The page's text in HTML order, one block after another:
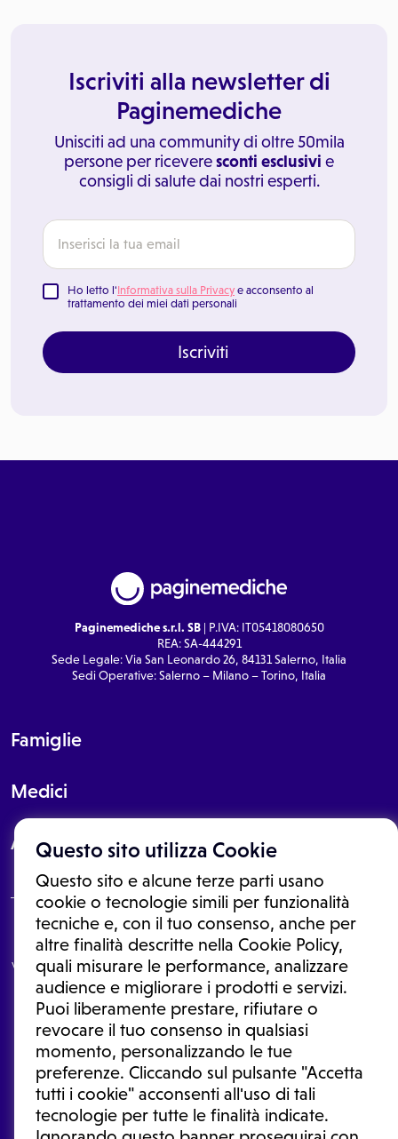
Questo sito utilizza Cookie
Questo sito e alcune terze parti usano
cookie o tecnologie simili per funzionalità
tecniche e, con il tuo consenso, anche per
altre finalità descritte nella Cookie Policy,
quali misurare le performance, analizzare
audience e migliorare i prodotti e servizi.
Puoi liberamente prestare, rifiutare o
revocare il tuo consenso in qualsiasi
momento, personalizzando le tue
preferenze. Cliccando sul pulsante "Accetta
tutti i cookie" acconsenti all'uso di tali
tecnologie per tutte le finalità indicate.
Iscriviti alla newsletter di
Paginemediche
Unisciti ad una community di oltre 50mila
persone per riceveresconti esclusivi e
consigli di salute dai nostri esperti.
Ho letto l'Informativa sulla Privacy e acconsento al
trattamento dei miei dati personali
Iscriviti
Paginemediche s.r.l. SB| P.IVA: IT05418080650
REA: SA-444291
Sede Legale: Via San Leonardo 26, 84131 Salerno, Italia
Sedi Operative: Salerno – Milano – Torino, Italia
Famiglie
Medici
About
Le informazioni proposte in questo sito non sono un consulto medico.
In nessun caso, queste informazioni sostituiscono un consulto, una
visita o una diagnosi formulata dal medico. Non si devono considerare
le informazioni disponibili come suggerimenti per la formulazione di
una diagnosi, la determinazione di un trattamento o l'assunzione o
sospensione di un farmaco senza prima consultare un medico di
medicina generale o uno specialista.
Condizioni di utilizzo|Privacy Policy |Gestione cookie
Ⓒ 2025 | Tutti i diritti riservati.